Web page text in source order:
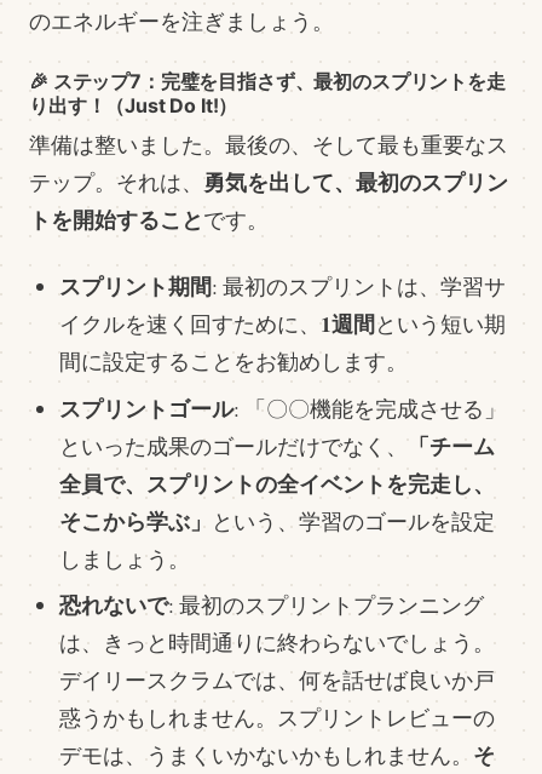
のエネルギーを注ぎましょう。
🎉 ステップ7：完璧を目指さず、最初のスプリントを走
り出す！（Just Do It!）
準備は整いました。最後の、そして最も重要なス
テップ。それは、 勇気を出して、最初のスプリン
トを開始することです。
スプリント期間: 最初のスプリントは、学習サ
イクルを速く回すために、 1週間という短い期
間に設定することをお勧めします。
スプリントゴール: 「〇〇機能を完成させる」
といった成果のゴールだけでなく、
「チーム
全員で、スプリントの全イベントを完走し、
そこから学ぶ」 という、学習のゴールを設定
しましょう。
恐れないで: 最初のスプリントプランニング
は、きっと時間通りに終わらないでしょう。
デイリースクラムでは、何を話せば良いか戸
惑うかもしれません。スプリントレビューの
デモは、うまくいかないかもしれません。 そ